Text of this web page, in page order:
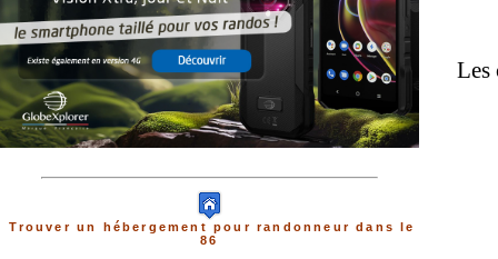
Trouver un hébergement pour randonneur dans le
86
Les